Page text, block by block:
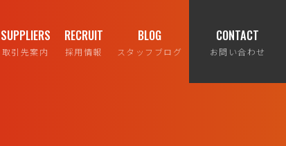
SUPPLIERS
取引先案内
RECRUIT
採用情報
BLOG
スタッフブログ
CONTACT
お問い合わせ